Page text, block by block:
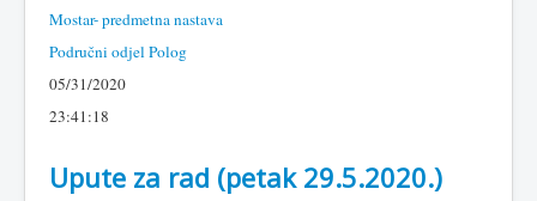
Mostar- predmetna nastava
Područni odjel Polog
05/31/2020
23:41:18
Upute za rad (petak 29.5.2020.)